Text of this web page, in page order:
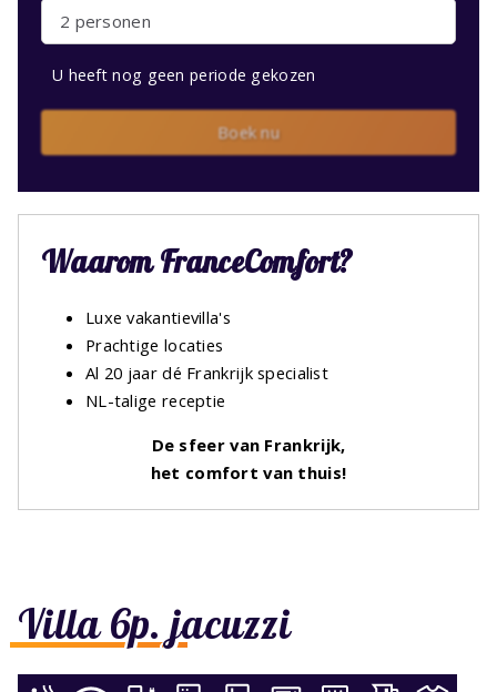
Villa 6p. jacuzzi
2 personen
U heeft nog geen periode gekozen
Boek nu
Waarom FranceComfort?
Luxe vakantievilla's
Prachtige locaties
Al 20 jaar dé Frankrijk specialist
NL-talige receptie
De sfeer van Frankrijk,
het comfort van thuis!